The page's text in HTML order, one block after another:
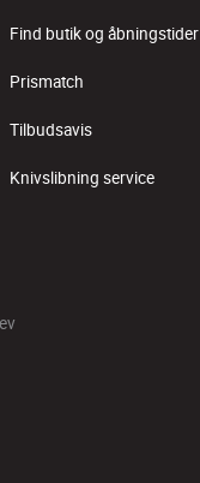
Find butik og åbningstider
Prismatch
Tilbudsavis
Knivslibning service